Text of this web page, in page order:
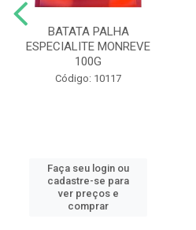
BATATA PALHA
ESPECIALITE MONREVE
100G
Código: 10117
Faça seu login ou
cadastre-se para
ver preços e
comprar